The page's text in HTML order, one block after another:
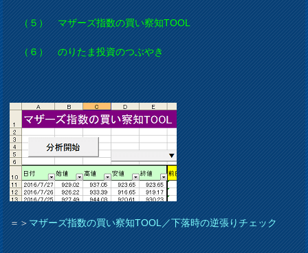
（５） マザーズ指数の買い察知TOOL
（６） のりたま投資のつぶやき
＝＞マザーズ指数の買い察知TOOL／下落時の逆張りチェック